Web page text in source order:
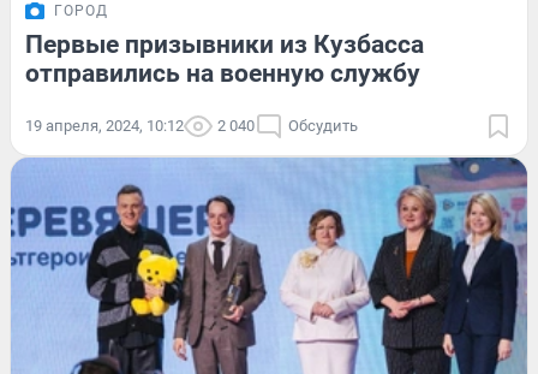
ГОРОД
Первые призывники из Кузбасса
отправились на военную службу
19 апреля, 2024, 10:12 2 040 Обсудить